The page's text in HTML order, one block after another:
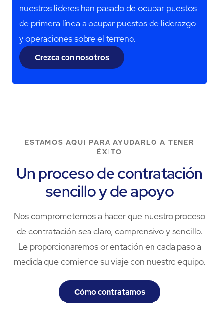
nuestros líderes han pasado de ocupar puestos
de primera línea a ocupar puestos de liderazgo
y operaciones sobre el terreno.
Crezca con nosotros
ESTAMOS AQUÍ PARA AYUDARLO A TENER
ÉXITO
Un proceso de contratación
sencillo y de apoyo
Nos comprometemos a hacer que nuestro proceso
de contratación sea claro, comprensivo y sencillo.
Le proporcionaremos orientación en cada paso a
medida que comience su viaje con nuestro equipo.
Cómo contratamos